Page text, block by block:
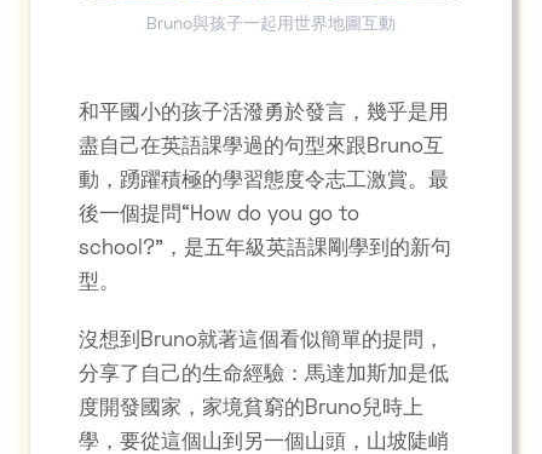
Bruno與孩子一起用世界地圖互動
和平國小的孩子活潑勇於發言，幾乎是用
盡自己在英語課學過的句型來跟Bruno互
動，踴躍積極的學習態度令志工激賞。最
後一個提問“How do you go to
school?”，是五年級英語課剛學到的新句
型。
沒想到Bruno就著這個看似簡單的提問，
分享了自己的生命經驗：馬達加斯加是低
度開發國家，家境貧窮的Bruno兒時上
學，要從這個山到另一個山頭，山坡陡峭